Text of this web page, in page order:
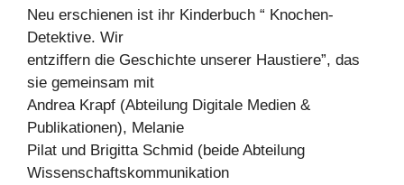
Neu erschienen ist ihr Kinderbuch “ Knochen-
Detektive. Wir
entziffern die Geschichte unserer Haustiere”, das
sie gemeinsam mit
Andrea Krapf (Abteilung Digitale Medien &
Publikationen), Melanie
Pilat und Brigitta Schmid (beide Abteilung
Wissenschaftskommunikation